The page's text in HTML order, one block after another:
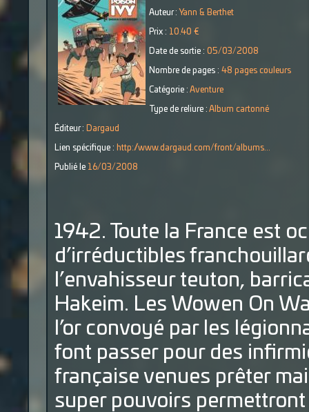
Auteur : Yann & Berthet
Prix : 10.40 €
Date de sortie : 05/03/2008
Nombre de pages : 48 pages couleurs
Catégorie : Aventure
Type de reliure : Album cartonné
Éditeur : Dargaud
Lien spécifique : http://www.dargaud.com/front/albums...
Publié le 16/03/2008
1942. Toute la France est
d’irréductibles
l’envahisseur teuton,
Hakeim. Les Wowen On
l’or convoyé par les
font passer pour des
française venues prêter
super pouvoirs permettront